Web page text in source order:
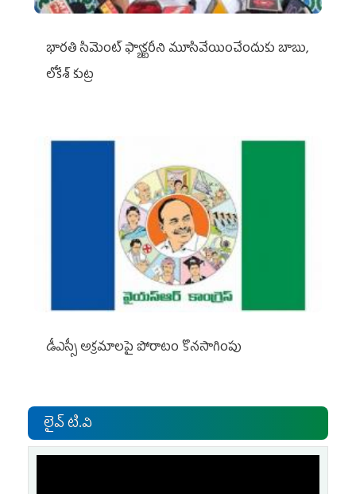
భారతి సిమెంట్ ఫ్యాక్టరీని మూసివేయించేందుకు బాబు,
లోకేశ్ కుట్ర
డీఎస్సీ అక్రమాలపై పోరాటం కొనసాగింపు
లైవ్ టి.వి